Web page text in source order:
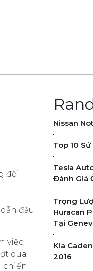
đội
đầu
việc
qua
chiến
Nissan
Top 10
Tesla
Đánh Giá
Trọng
Huracan
Tại
Kia
2016